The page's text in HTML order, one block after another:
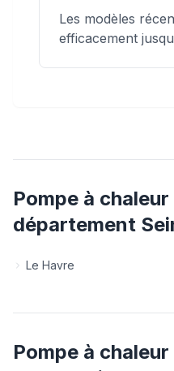
Les modèles
efficacement
Pompe à
département
Le Havre
Pompe à